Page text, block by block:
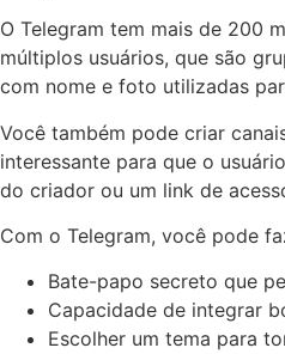
O Telegram tem mais de 200
múltiplos usuários, que são
com nome e foto utilizadas
Você também pode criar
interessante para que o
do criador ou um link de
Com o Telegram, você pode
Bate-papo secreto que
Capacidade de integrar
Escolher um tema para